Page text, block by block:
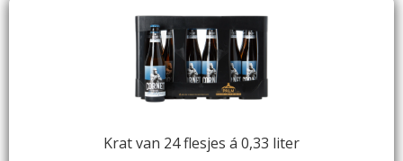
Krat van 24 flesjes á 0,33 liter